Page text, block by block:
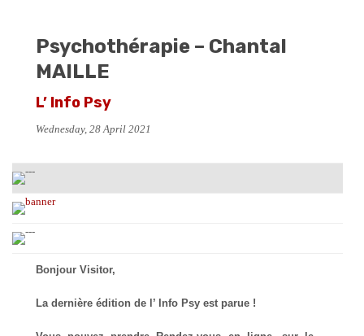
Psychothérapie – Chantal
MAILLE
L’ Info Psy
Wednesday, 28 April 2021
Bonjour Visitor,
La dernière édition de l’ Info Psy est parue !